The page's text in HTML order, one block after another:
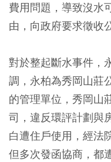
費用問題，導致沒水
由，向政府要求徵收
對於整起斷水事件，
調，永柏為秀岡山莊
的管理單位，秀岡山
司，違反環評計劃與
白遭住戶使用，經法
但多次發函協商，都